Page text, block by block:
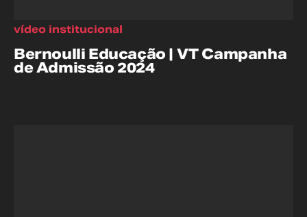
Bernoulli Educação | VT Campanha
de Admissão 2024
vídeo institucional